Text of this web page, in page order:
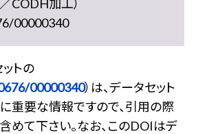
CODH加工）
00000340
トの
00000340）は、データセット
重要な情報ですので、引用の際
めて下さい。なお、このDOIはデ